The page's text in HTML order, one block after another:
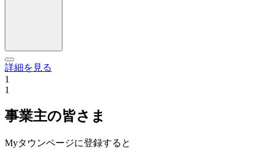
詳細を見る
1
1
事業主の皆さま
Myタウンページに登録すると